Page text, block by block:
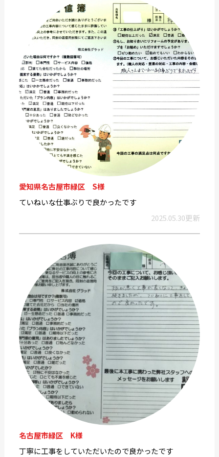
愛知県名古屋市緑区 S様
ていねいな仕事ぶりで良かったです
2025.05.30更新
名古屋市緑区 K様
丁寧に工事をしていただいたので良かったです